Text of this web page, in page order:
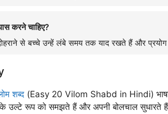
करने चाहिए?
से बच्चे उन्हें लंबे समय तक याद रखते हैं और
शब्द (Easy 20 Vilom Shabd in Hindi)
उल्टे रूप को समझते हैं और अपनी बोलचाल सुधारते